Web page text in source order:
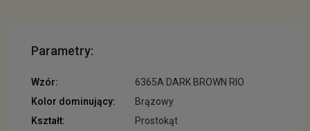
Parametry:
Wzór:
6365A DARK BROWN RIO
Kolor dominujący:
Brązowy
Kształt:
Prostokąt